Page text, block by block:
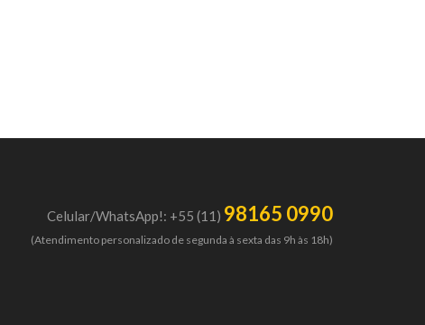
Celular/WhatsApp!: +55 (11) 98165 0990
(Atendimento personalizado de segunda à sexta das 9h às 18h)